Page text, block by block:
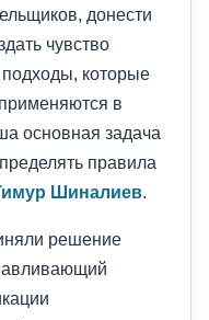
донести
чувство
которые
в
основная задача
правила
Шиналиев.
решение